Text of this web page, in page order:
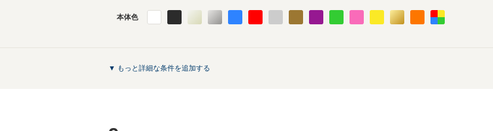
本体色
▼ もっと詳細な条件を追加する